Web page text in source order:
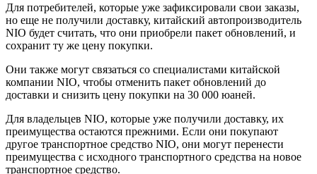
Для потребителей, которые уже зафиксировали свои заказы,
но еще не получили доставку, китайский автопроизводитель
NIO будет считать, что они приобрели пакет обновлений, и
сохранит ту же цену покупки.
Они также могут связаться со специалистами китайской
компании NIO, чтобы отменить пакет обновлений до
доставки и снизить цену покупки на 30 000 юаней.
Для владельцев NIO, которые уже получили доставку, их
преимущества остаются прежними. Если они покупают
другое транспортное средство NIO, они могут перенести
преимущества с исходного транспортного средства на новое
транспортное средство.